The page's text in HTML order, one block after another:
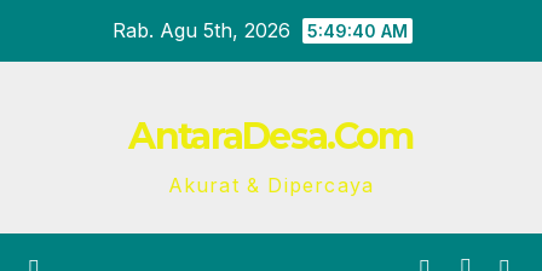
Rab. Agu 5th, 2026 5:49:41 AM
AntaraDesa.Com
Akurat & Dipercaya